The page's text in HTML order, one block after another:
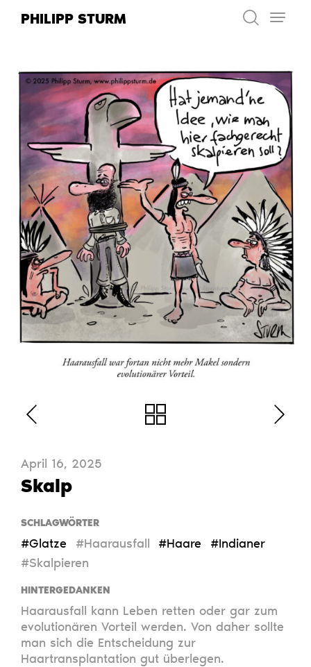
InhaltPHILIPP STURM
April 16, 2025
Skalp
SCHLAGWÖRTER
#Glatze #Haarausfall #Haare
#Indianer
#Skalpieren
HINTERGEDANKEN
Haarausfall kann Leben retten oder gar zum
evolutionären Vorteil werden. Von daher sollte
man sich die Entscheidung zur
Haartransplantation gut überlegen.